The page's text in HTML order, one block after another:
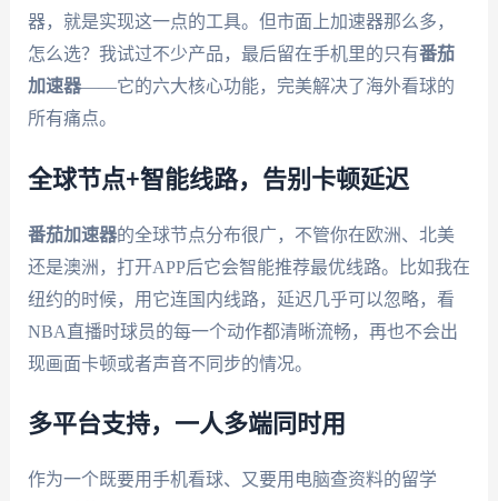
器，就是实现这一点的工具。但市面上加速器那么多，
怎么选？我试过不少产品，最后留在手机里的只有番茄
加速器——它的六大核心功能，完美解决了海外看球的
所有痛点。
全球节点+智能线路，告别卡顿延迟
番茄加速器的全球节点分布很广，不管你在欧洲、北美
还是澳洲，打开APP后它会智能推荐最优线路。比如我在
纽约的时候，用它连国内线路，延迟几乎可以忽略，看
NBA直播时球员的每一个动作都清晰流畅，再也不会出
现画面卡顿或者声音不同步的情况。
多平台支持，一人多端同时用
作为一个既要用手机看球、又要用电脑查资料的留学